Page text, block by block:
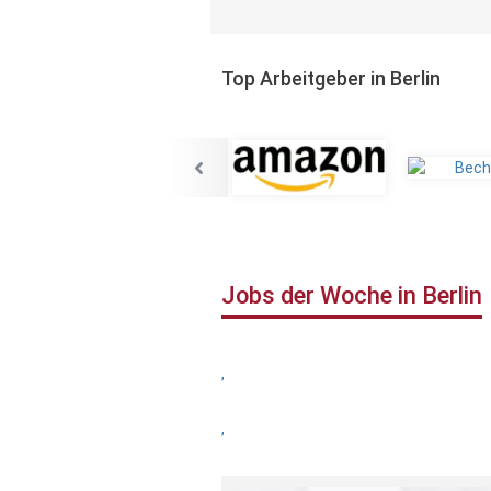
Top Arbeitgeber in Berlin
Jobs der Woche in Berlin
,
,